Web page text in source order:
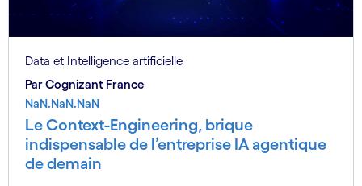
Data et Intelligence artificielle
Par Cognizant France
NaN.NaN.NaN
Le Context-Engineering, brique
indispensable de l’entreprise IA agentique
de demain